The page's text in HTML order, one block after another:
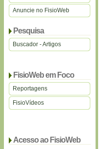
Anuncie no FisioWeb
Pesquisa
Buscador - Artigos
FisioWeb em Foco
Reportagens
FisioVídeos
Acesso ao FisioWeb